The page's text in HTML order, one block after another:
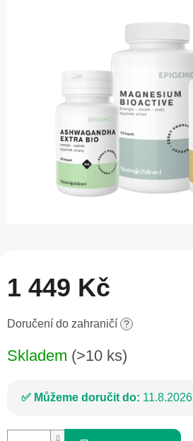
1 449 Kč
Měrná
Doručení do zahraničí ?
Skladem (>10 ks)
Můžeme doručit do: 11.8.2026